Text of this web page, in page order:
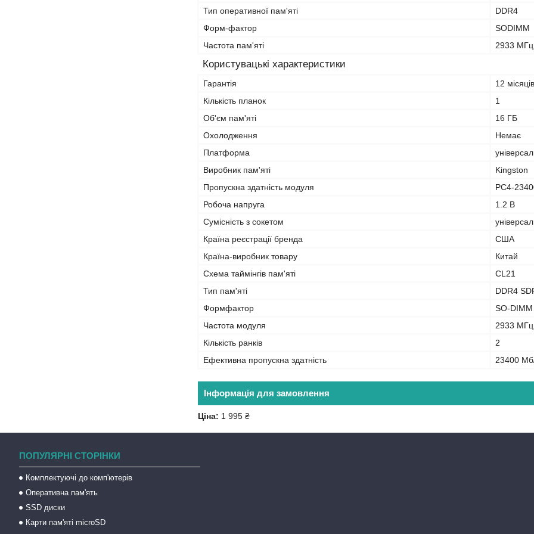
Тип оперативної пам'яті
DDR4
Форм-фактор
SODIMM
Частота пам'яті
2933 МГц
Користувацькі характеристики
Гарантія
12 місяців
Кількість планок
1
Об'єм пам'яті
16 ГБ
Охолодження
Немає
Платформа
Виробник пам'яті
Kingston
Пропускна здатність модуля
PC4-
Робоча напруга
1.2 B
Сумісність з сокетом
Країна реєстрації бренда
США
Країна-виробник товару
Китай
Схема таймінгів пам'яті
CL21
Тип пам'яті
DDR4
Формфактор
SO-DIMM
Частота модуля
2933 МГц
Кількість ранків
2
Ефективна пропускна здатність
23400
Інформація для замовлення
Ціна: 1 995 ₴
ПОПУЛЯРНІ СТОРІНКИ
Комплектуючі до комп'ютерів
Оперативна пам'ять
SSD диски
Карти пам'яті microSD